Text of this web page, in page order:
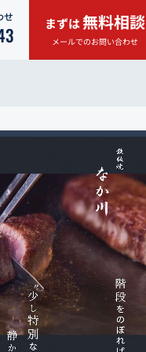
せ まずは無料相談
メールでのお問い合わせ